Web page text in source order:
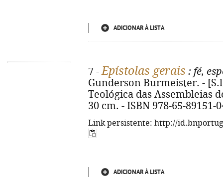
ADICIONAR À LISTA
7 -Epístolas gerais : fé,
Gunderson Burmeister. -
Teológica das Assembleias
30 cm. - ISBN 978-65-89151-
Link persistente: http://
ADICIONAR À LISTA